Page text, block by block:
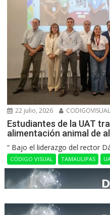
22 julio, 2026 CODIGOVISUAL
Estudiantes de la UAT
alimentación animal de
“ Bajo el liderazgo del rector
CÓDIGO VISUAL TAMAULIPAS